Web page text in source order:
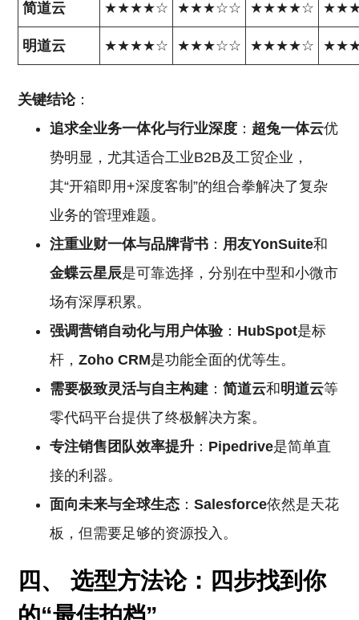
简道云 ★★★★☆ ★★★☆☆ ★★★★☆
明道云 ★★★★☆ ★★★☆☆ ★★★★☆
关键结论：
追求全业务一体化与行业深度 ： 超兔一体云优
势明显，尤其适合工业B2B及工贸企业，
其“开箱即用+深度客制”的组合拳解决了复杂
业务的管理难题。
注重业财一体与品牌背书 ： 用友YonSuite和
金蝶云星辰是可靠选择，分别在中型和小微市
场有深厚积累。
强调营销自动化与用户体验： HubSpot是标
杆，Zoho CRM是功能全面的优等生。
需要极致灵活与自主构建 ：简道云和明道云等
零代码平台提供了终极解决方案。
专注销售团队效率提升 ： Pipedrive是简单直
接的利器。
面向未来与全球生态 ：Salesforce依然是天花
板，但需要足够的资源投入。
四、 选型方法论：四步找到你